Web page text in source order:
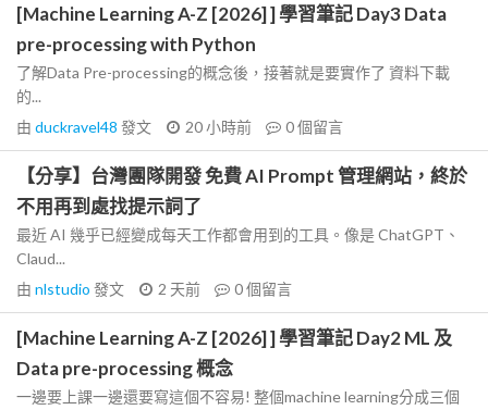
[Machine Learning A-Z [2026] ] 學習筆記 Day3 Data
pre-processing with Python
了解Data Pre-processing的概念後，接著就是要實作了 資料下載
的...
由 duckravel48 發文 20 小時前 0個留言
【分享】台灣團隊開發 免費 AI Prompt 管理網站，終於
不用再到處找提示詞了
最近 AI 幾乎已經變成每天工作都會用到的工具。像是 ChatGPT、
Claud...
由 nlstudio 發文 2 天前 0個留言
[Machine Learning A-Z [2026] ] 學習筆記 Day2 ML 及
Data pre-processing 概念
一邊要上課一邊還要寫這個不容易! 整個machine learning分成三個